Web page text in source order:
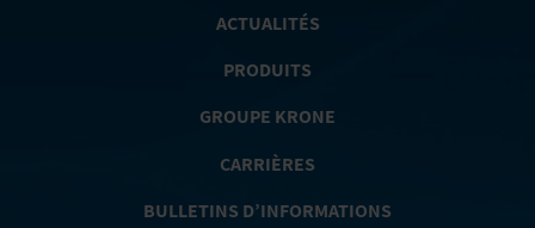
ACTUALITÉS
PRODUITS
GROUPE KRONE
CARRIÈRES
BULLETINS D’INFORMATIONS